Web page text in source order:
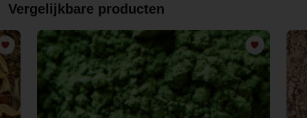
Vergelijkbare producten